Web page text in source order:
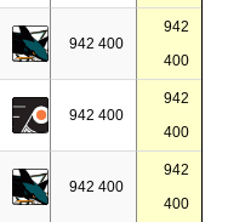
942 400
942
400
942 400
942
400
942 400
942
400